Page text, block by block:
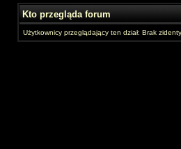
Kto przegląda forum
Użytkownicy przeglądający ten dział: Brak